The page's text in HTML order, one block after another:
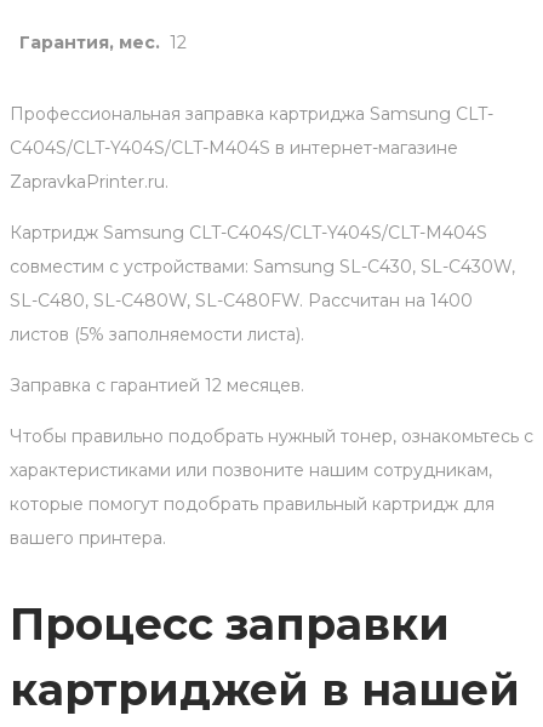
Гарантия, мес. 12
Профессиональная заправка картриджа Samsung CLT-
C404S/CLT-Y404S/CLT-M404S в интернет-магазине
ZapravkaPrinter.ru.
Картридж Samsung CLT-C404S/CLT-Y404S/CLT-M404S
совместим с устройствами: Samsung SL-C430, SL-C430W,
SL-C480, SL-C480W, SL-C480FW. Рассчитан на 1400
листов (5% заполняемости листа).
Заправка с гарантией 12 месяцев.
Чтобы правильно подобрать нужный тонер, ознакомьтесь с
характеристиками или позвоните нашим сотрудникам,
которые помогут подобрать правильный картридж для
вашего принтера.
Процесс заправки
картриджей в нашей